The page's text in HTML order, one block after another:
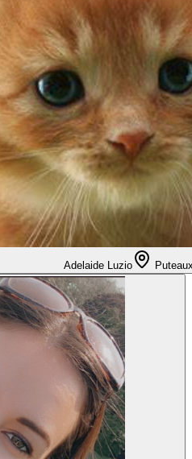
Adelaide Luzio